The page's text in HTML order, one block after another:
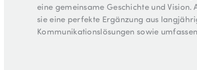
eine gemeinsame Geschichte und
sie eine perfekte Ergänzung aus
Kommunikationslösungen sowie